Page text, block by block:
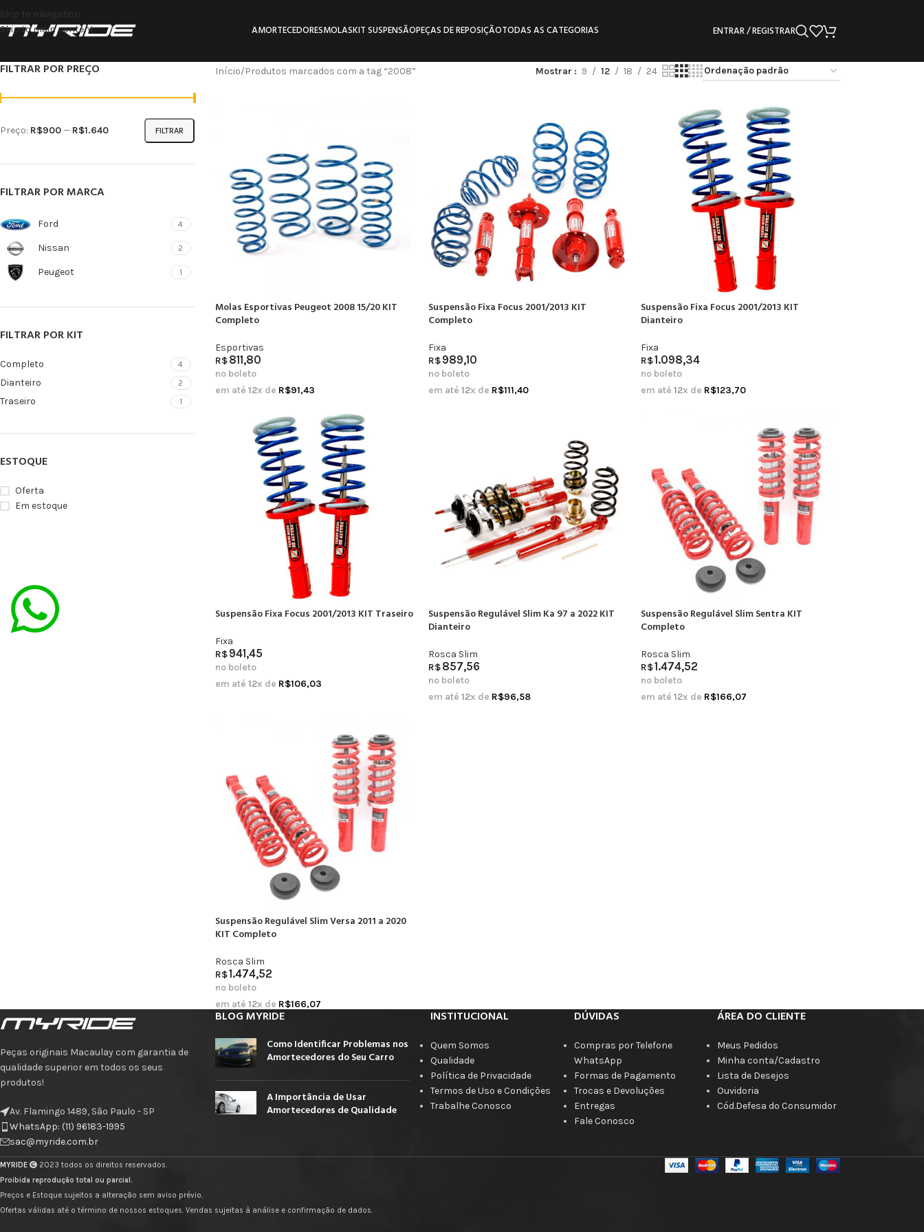
Skip to navigation
Skip to main content
AMORTECEDORESMOLASKIT SUSPENSÃOPEÇAS DE REPOSIÇÃOTODAS AS CATEGORIAS ENTRAR / REGISTRAR
FILTRAR POR PREÇO
FILTRAR
Preço: R$900— R$1.640
FILTRAR POR MARCA
Ford 4
Nissan 2
Peugeot 1
FILTRAR POR KIT
Completo 4
Dianteiro 2
Traseiro 1
ESTOQUE
Oferta
Em estoque
Início Produtos marcados com a tag “2008” Mostrar 9 12 18 24
Molas Esportivas Peugeot 2008 15/20 KIT
Completo
Esportivas
R$811,80
no boleto
em até 12x de R$91,43
Suspensão Fixa Focus 2001/2013 KIT
Completo
Fixa
R$989,10
no boleto
em até 12x de R$111,40
Suspensão Fixa Focus 2001/2013 KIT
Dianteiro
Fixa
R$1.098,34
no boleto
em até12x de R$123,70
Suspensão Fixa Focus 2001/2013 KIT Traseiro
Fixa
R$941,45
no boleto
em até 12x de R$106,03
Suspensão Regulável Slim Ka 97 a 2022 KIT
Dianteiro
Rosca Slim
R$857,56
no boleto
em até 12x de R$96,58
Suspensão Regulável Slim Sentra KIT
Completo
Rosca Slim
R$1.474,52
no boleto
em até12x de R$166,07
Suspensão Regulável Slim Versa 2011 a 2020
KIT Completo
Rosca Slim
R$1.474,52
no boleto
em até 12x de R$166,07
Peças originais Macaulay com garantia de
qualidade superior em todos os seus
produtos!
Av. Flamingo 1489, São Paulo - SP
WhatsApp: (11) 96183-1995
sac@myride.com.br
BLOG MYRIDE
Como Identificar Problemas nos
Amortecedores do Seu Carro
A Importância de Usar
Amortecedores de Qualidade
INSTITUCIONAL
Quem Somos
Qualidade
Política de Privacidade
Termos de Uso e Condições
Trabalhe Conosco
DÚVIDAS
Compras por Telefone
WhatsApp
Formas de Pagamento
Trocas e Devoluções
Entregas
Fale Conosco
ÁREA DO CLIENTE
Meus Pedidos
Minha conta/Cadastro
Lista de Desejos
Ouvidoria
Cód.Defesa do Consumidor
MYRIDE
2023 todos os direitos reservados.
Proibida reprodução total ou parcial.
Preços e Estoque sujeitos a alteração sem aviso prévio.
Ofertas válidas até o término de nossos estoques. Vendas sujeitas à análise e confirmação de dados.